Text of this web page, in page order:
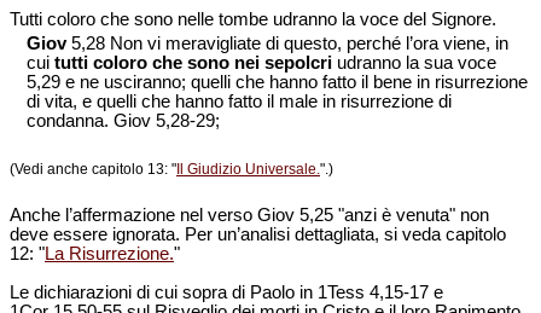
Tutti coloro che sono nelle tombe udranno la voce del Signore.
Giov5,28 Non vi meravigliate di questo, perché l’ora viene, in
cui tutti coloro che sono nei sepolcri udranno la sua voce
5,29 e ne usciranno; quelli che hanno fatto il bene in risurrezione
di vita, e quelli che hanno fatto il male in risurrezione di
condanna. Giov 5,28-29;
(Vedi anche capitolo 13: " Il Giudizio Universale.".)
Anche l’affermazione nel verso Giov 5,25 "anzi è venuta" non
deve essere ignorata. Per un’analisi dettagliata, si veda capitolo
12: "La Risurrezione."
Le dichiarazioni di cui sopra di Paolo in 1Tess 4,15-17 e